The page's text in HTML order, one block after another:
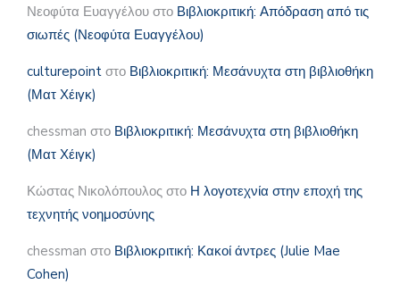
Νεοφύτα Ευαγγέλου στο Βιβλιοκριτική: Απόδραση από τις
σιωπές (Νεοφύτα Ευαγγέλου)
culturepoint στο Βιβλιοκριτική: Μεσάνυχτα στη βιβλιοθήκη
(Ματ Χέιγκ)
chessman στο Βιβλιοκριτική: Μεσάνυχτα στη βιβλιοθήκη
(Ματ Χέιγκ)
Κώστας Νικολόπουλος στο Η λογοτεχνία στην εποχή της
τεχνητής νοημοσύνης
chessman στο Βιβλιοκριτική: Κακοί άντρες (Julie Mae
Cohen)